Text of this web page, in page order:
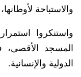
والاستباحة
واستنكروا
المسجد الأقصى،
الدولية والإنسانية.